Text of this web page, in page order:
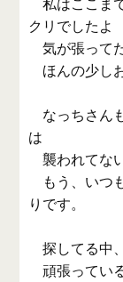
クリでしたよ
気が張って
ほんの少し
なっちさん
は
襲われてな
もう、いつ
りです。
探してる中
頑張ってい